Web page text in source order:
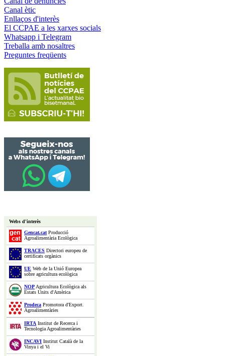
Canal ètic
Enllaços d'interès
El CCPAE a les xarxes socials
Whatsapp i Telegram
Treballa amb nosaltres
Preguntes freqüents
Webs d'interès
Gencat.catProducció
Agroalimentària Ecològica
TRACES Directori europeu de
certificats orgànics
UE Web de la Unió Europea
sobre agricultura ecològica
NOPAgricultura Ecològica als
Estats Units d'Amèrica
Prodeca Promotora d'Export.
Agroalimentàries
IRTA Institut de Recerca i
Tecnologia Agroalimentàries
INCAVI Institut Català de la
Vinya i el Vi